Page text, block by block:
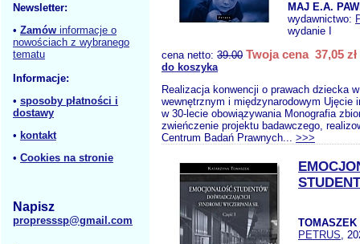
Newsletter:
• Zamów informacje o
nowościach z wybranego
tematu
Informacje:
• sposoby płatności i
dostawy
• kontakt
• Cookies na stronie
Napisz
propresssp@gmail.com
MAJ E.A.
wydawnictwo:
wydanie I
cena netto: 39.00 Twoja cena 37,05 zł
do koszyka
Realizacja konwencji o prawach dziecka
wewnętrznym i międzynarodowym Ujęcie
w 30-lecie obowiązywania Monografia
zwieńczenie projektu badawczego,
Centrum Badań Prawnych... >>>
TOMASZEK
PETRUS,